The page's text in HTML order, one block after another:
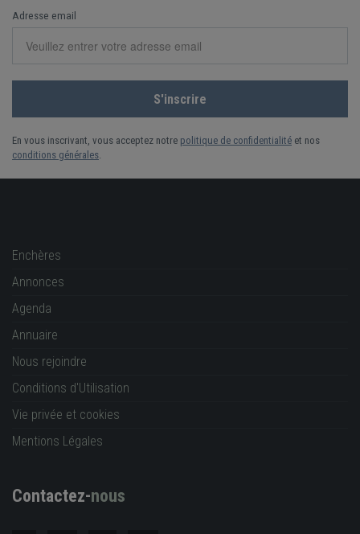
Adresse email
En vous inscrivant, vous acceptez notre politique de confidentialité et nos
conditions générales.
Enchères
Annonces
Agenda
Annuaire
Nous rejoindre
Conditions d'Utilisation
Vie privée et cookies
Mentions Légales
Contactez-nous